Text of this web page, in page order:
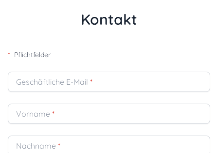
Kontakt
* Pflichtfelder
Geschäftliche E-Mail *
Vorname *
Nachname *